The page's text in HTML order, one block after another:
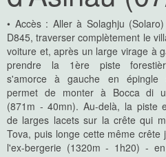
• Accès : Aller à Solaghju
D845, traverser complètement le
voiture et, après un large virage à
prendre la 1ère piste
s'amorce à gauche en épingle
permet de monter à Bocca di
(871m - 40mn). Au-delà, la piste
de larges lacets sur la crête qui
Tova, puis longe cette même crête
l'ex-bergerie (1320m - 1h20) -